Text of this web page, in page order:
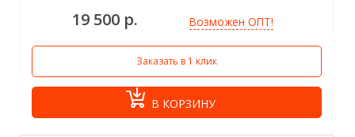
19 500 р. Возможен ОПТ!
Заказать в 1 клик
В КОРЗИНУ